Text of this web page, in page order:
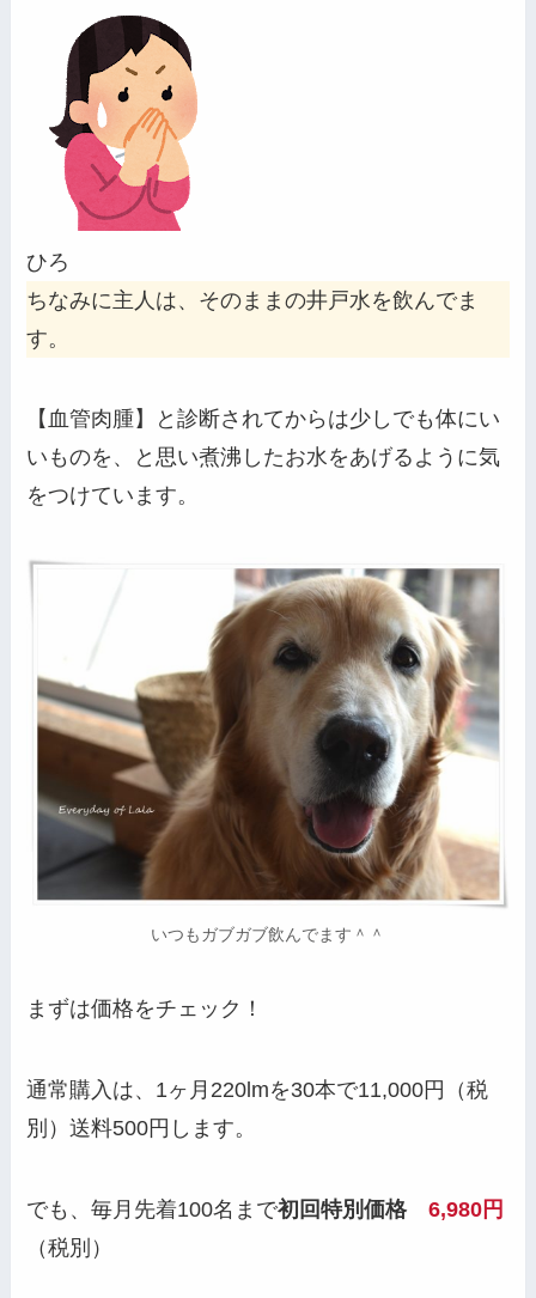
ひろ
ちなみに主人は、そのままの井戸水を飲んでま
す。
【血管肉腫】と診断されてからは少しでも体にい
いものを、と思い煮沸したお水をあげるように気
をつけています。
いつもガブガブ飲んでます＾＾
まずは価格をチェック！
通常購入は、1ヶ月220lmを30本で11,000円（税
別）送料500円します。
でも、毎月先着100名まで初回特別価格
6,980円
（税別）